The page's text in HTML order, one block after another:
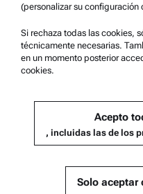
La serie de reómetros
gama de estudios reológicos
(personalizar su configuración
Si rechaza todas las cookies,
técnicamente necesarias.
en un momento posterior
cookies.
Acepto
, incluidas las de los
Solo aceptar